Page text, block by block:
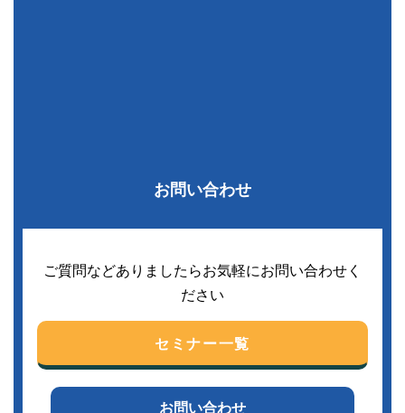
お問い合わせ
ご質問などありましたらお気軽にお問い合わせく
ださい
セミナー一覧
お問い合わせ